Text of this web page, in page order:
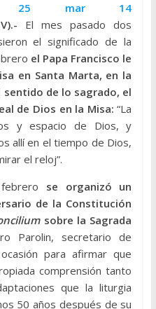
25 mar 14
El mes pasado dos
el significado de la
el Papa Francisco le
en Santa Marta, en la
de lo sagrado, el
de Dios en la Misa: “La
y espacio de Dios, y
allí en el tiempo de Dios,
el reloj”.
se organizó un
de la Constitución
sobre la Sagrada
Parolin, secretario de
para afirmar que
comprensión tanto
que la liturgia
50 años después de su